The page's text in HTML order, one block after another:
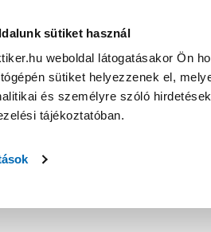
sütiket használ
weboldal látogatásakor Ön
sütiket helyezzenek el,
és személyre szóló
tájékoztatóban.
KATEGÓRIÁK
Nyereményjáték Praktiker Professional